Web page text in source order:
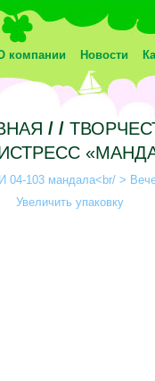
компании Новости
/ /
Увеличить упаковку